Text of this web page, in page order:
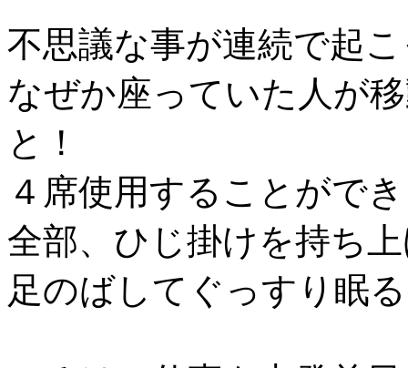
不思議な事が連続で起
なぜか座っていた人が
と！
４席使用することがで
全部、ひじ掛けを持ち
足のばしてぐっすり眠